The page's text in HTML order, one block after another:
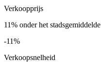
Verkoopprijs
11% onder het stadsgemiddelde
-11%
Verkoopsnelheid